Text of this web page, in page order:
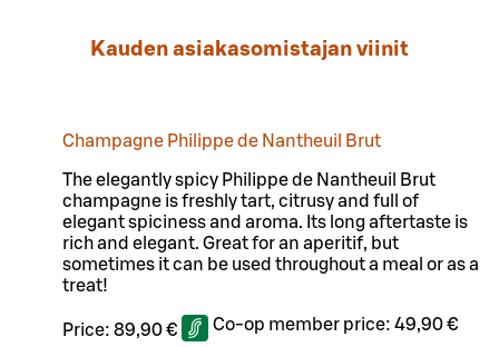
Kauden asiakasomistajan viinit
Champagne Philippe de Nantheuil Brut
The elegantly spicy Philippe de Nantheuil Brut
champagne is freshly tart, citrusy and full of
elegant spiciness and aroma. Its long aftertaste is
rich and elegant. Great for an aperitif, but
sometimes it can be used throughout a meal or as a
treat!
Price: 89,90 € Co-op member price: 49,90 €